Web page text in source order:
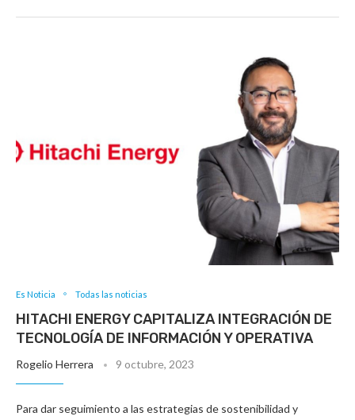
Es Noticia Todas las noticias
HITACHI ENERGY CAPITALIZA INTEGRACIÓN DE
TECNOLOGÍA DE INFORMACIÓN Y OPERATIVA
Rogelio Herrera 9 octubre, 2023
Para dar seguimiento a las estrategias de sostenibilidad y